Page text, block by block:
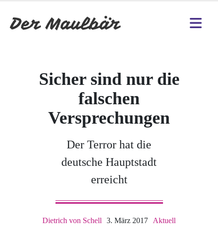
Sicher sind nur die
falschen
Versprechungen
Der Terror hat die
deutsche Hauptstadt
erreicht
Dietrich von Schell 3. März 2017 Aktuell